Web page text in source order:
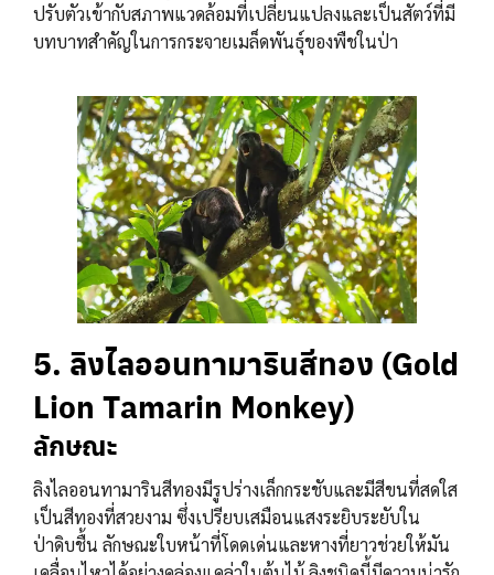
ปรับตัวเข้ากับสภาพแวดล้อมที่เปลี่ยนแปลงและเป็นสัตว์ที่มี
บทบาทสำคัญในการกระจายเมล็ดพันธุ์ของพืชในป่า
5. ลิงไลออนทามารินสีทอง (Gold
Lion Tamarin Monkey)
ลักษณะ
ลิงไลออนทามารินสีทองมีรูปร่างเล็กกระชับและมีสีขนที่สดใส
เป็นสีทองที่สวยงาม ซึ่งเปรียบเสมือนแสงระยิบระยับใน
ป่าดิบชื้น ลักษณะใบหน้าที่โดดเด่นและหางที่ยาวช่วยให้มัน